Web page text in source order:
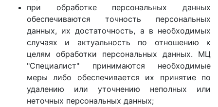
при обработке персональных данных
обеспечиваются точность персональных
данных, их достаточность, а в необходимых
случаях и актуальность по отношению к
целям обработки персональных данных. МЦ
"Специалист" принимаются необходимые
меры либо обеспечивается их принятие по
удалению или уточнению неполных или
неточных персональных данных;